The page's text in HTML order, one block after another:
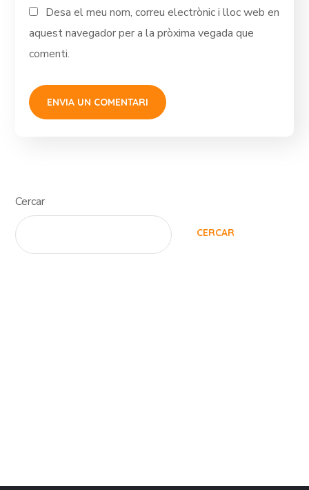
Desa el meu nom, correu electrònic i lloc web en
aquest navegador per a la pròxima vegada que
comenti.
Cercar
CERCAR